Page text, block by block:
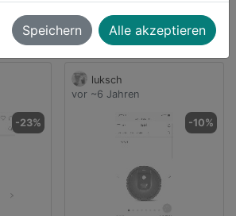
Speichern Alle akzeptieren
zum Anbieterlaunch
-23%
luksch
vor ~6 Jahren
-10%